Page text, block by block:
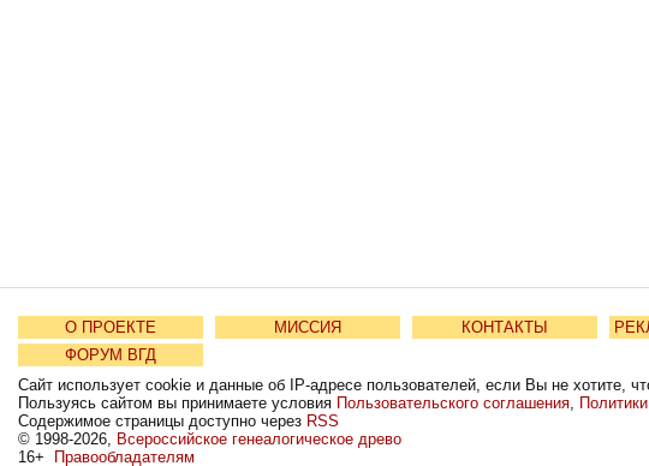
О ПРОЕКТЕ МИССИЯ КОНТАКТЫ
ФОРУМ ВГД
Сайт использует cookie и данные об IP-адресе пользователей, если Вы не хотите,
Пользуясь сайтом вы принимаете условия Пользовательского соглашения,
Содержимое страницы доступно через RSS
© 1998-2026, Всероссийское генеалогическое древо
16+
Правообладателям